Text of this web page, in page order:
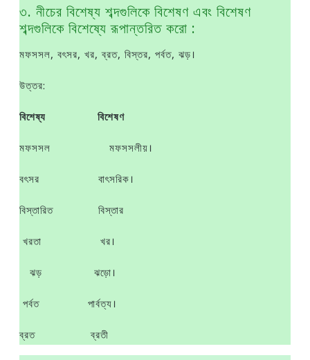
৩. নীচের বিশেষ্য শব্দগুলিকে বিশেষণ এবং বিশেষণ
শব্দগুলিকে বিশেষ্যে রূপান্তরিত করাে :
মফসসল, বৎসর, খর, ব্রত, বিস্তর, পর্বত, ঝড়।
উত্তর:
বিশেষ্য বিশেষণ
মফসসল মফসসলীয়।
বৎসর বাৎসরিক।
বিস্তারিত বিস্তার
খরতা খর।
ঝড় ঝড়াে।
পর্বত পার্বত্য।
ব্রত ব্রতী